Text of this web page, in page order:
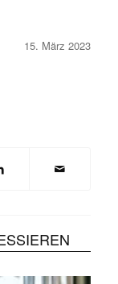
15. März 2023